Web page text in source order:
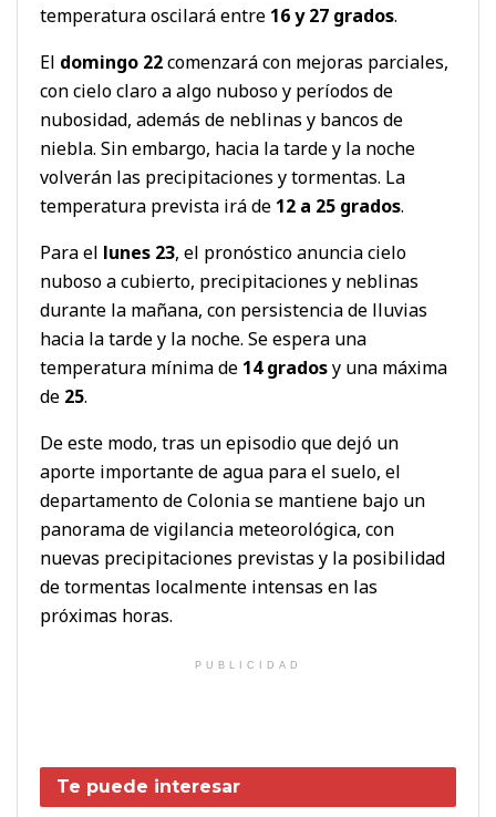
temperatura oscilará entre 16 y 27 grados.
El domingo 22comenzará con mejoras parciales,
con cielo claro a algo nuboso y períodos de
nubosidad, además de neblinas y bancos de
niebla. Sin embargo, hacia la tarde y la noche
volverán las precipitaciones y tormentas. La
temperatura prevista irá de 12 a 25 grados.
Para el lunes 23, el pronóstico anuncia cielo
nuboso a cubierto, precipitaciones y neblinas
durante la mañana, con persistencia de lluvias
hacia la tarde y la noche. Se espera una
temperatura mínima de 14 gradosy una máxima
de 25.
De este modo, tras un episodio que dejó un
aporte importante de agua para el suelo, el
departamento de Colonia se mantiene bajo un
panorama de vigilancia meteorológica, con
nuevas precipitaciones previstas y la posibilidad
de tormentas localmente intensas en las
próximas horas.
PUBLICIDAD
Te puede interesar